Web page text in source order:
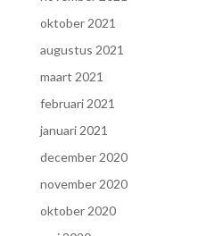
oktober 2021
augustus 2021
maart 2021
februari 2021
januari 2021
december 2020
november 2020
oktober 2020